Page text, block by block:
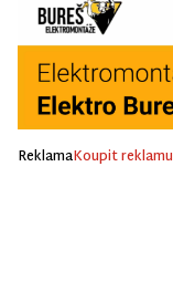
ReklamaKoupit reklamu